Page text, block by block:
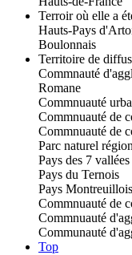
Terroir où elle a
Hauts-Pays
Boulonnais
Territoire de
Commnauté
Romane
Commnuauté
Commnuauté de
Commnuauté de
Parc naturel
Pays des 7 vallées
Pays du Ternois
Pays Montreuillois
Commnuauté de
Commnuauté
Communauté
Top